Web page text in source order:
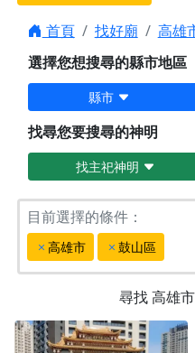
首頁 找好廟 高雄
選擇您想搜尋的縣市地區
縣市
找尋您要搜尋的神明
找主祀神明
目前選擇的條件：
高雄市 鼓山區
尋找高雄